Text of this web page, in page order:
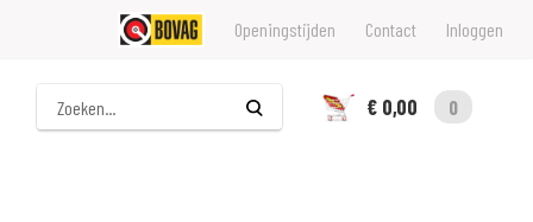
Openingstijden Contact Inloggen
Zoeken
€ 0,00
0